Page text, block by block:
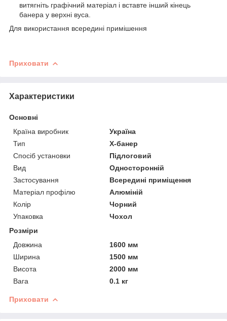
витягніть графічний матеріал і вставте інший кінець
банера у верхні вуса.
Для використання всередині примішення
Приховати
Характеристики
Основні
Країна виробник
Україна
Тип
X-банер
Спосіб установки
Підлоговий
Вид
Односторонній
Застосування
Всередині приміщення
Матеріал профілю
Алюміній
Колір
Чорний
Упаковка
Чохол
Розміри
Довжина
1600 мм
Ширина
1500 мм
Висота
2000 мм
Вага
0.1 кг
Приховати